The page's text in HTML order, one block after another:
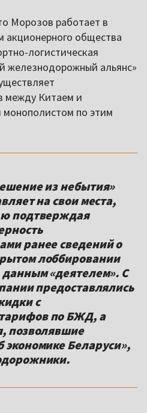
Морозов работает в
акционерного общества
логистическая
железнодорожный альянс»
между Китаем и
по этим
из небытия»
на свои места,
подтверждая
ранее сведений о
лоббировании
«деятелем». С
предоставлялись
с
по БЖД, а
позволявшие
Беларуси»,